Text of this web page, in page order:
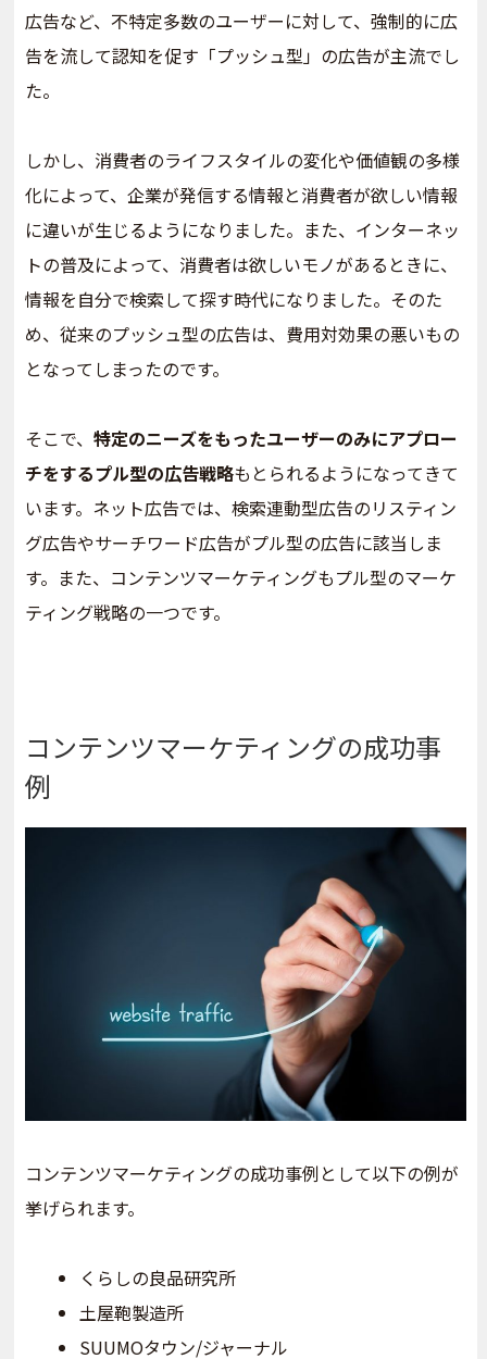
広告など、不特定多数のユーザーに対して、強制的に広
告を流して認知を促す「プッシュ型」の広告が主流でし
た。
しかし、消費者のライフスタイルの変化や価値観の多様
化によって、企業が発信する情報と消費者が欲しい情報
に違いが生じるようになりました。また、インターネッ
トの普及によって、消費者は欲しいモノがあるときに、
情報を自分で検索して探す時代になりました。そのた
め、従来のプッシュ型の広告は、費用対効果の悪いもの
となってしまったのです。
そこで、特定のニーズをもったユーザーのみにアプロー
チをするプル型の広告戦略もとられるようになってきて
います。ネット広告では、検索連動型広告のリスティン
グ広告やサーチワード広告がプル型の広告に該当しま
す。また、コンテンツマーケティングもプル型のマーケ
ティング戦略の一つです。
コンテンツマーケティングの成功事
例
コンテンツマーケティングの成功事例として以下の例が
挙げられます。
くらしの良品研究所
土屋鞄製造所
SUUMOタウン/ジャーナル